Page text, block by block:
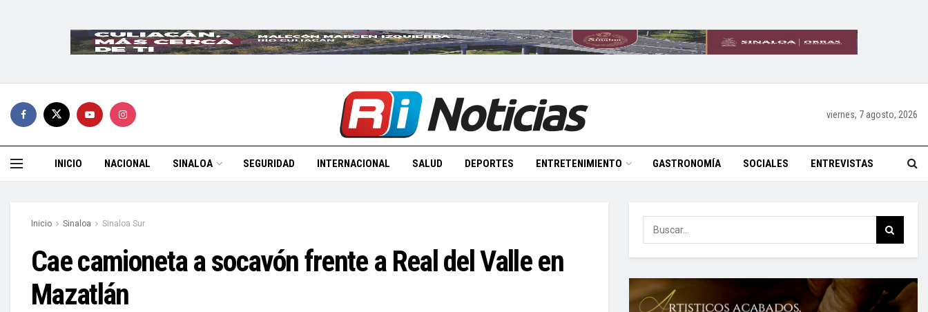
viernes, 7 agosto, 2026
INICIO NACIONAL SINALOA SEGURIDAD INTERNACIONAL SALUD DEPORTES ENTRETENIMIENTO GASTRONOMÍA SOCIALES ENTREVISTAS
Inicio Sinaloa Sinaloa Sur
Cae camioneta a socavón frente a Real del Valle en
Mazatlán